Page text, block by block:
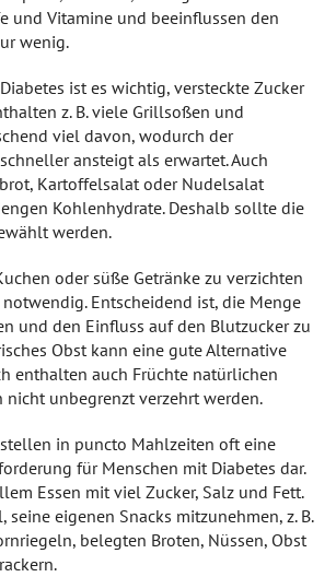
und Vitamine und beeinflussen den
wenig.
ist es wichtig, versteckte Zucker
z. B. viele Grillsoßen und
viel davon, wodurch der
ansteigt als erwartet. Auch
Kartoffelsalat oder Nudelsalat
Kohlenhydrate. Deshalb sollte die
werden.
oder süße Getränke zu verzichten
Entscheidend ist, die Menge
und den Einfluss auf den Blutzucker zu
Obst kann eine gute Alternative
enthalten auch Früchte natürlichen
unbegrenzt verzehrt werden.
in puncto Mahlzeiten oft eine
für Menschen mit Diabetes dar.
Essen mit viel Zucker, Salz und Fett.
eigenen Snacks mitzunehmen, z. B.
belegten Broten, Nüssen, Obst